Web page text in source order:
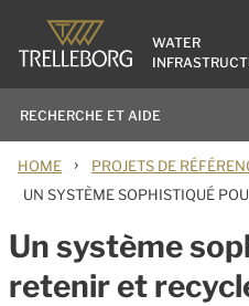
WATER
HOME › PROJETS DE
UN SYSTÈME SOPHISTIQUÉ
Un système
retenir et